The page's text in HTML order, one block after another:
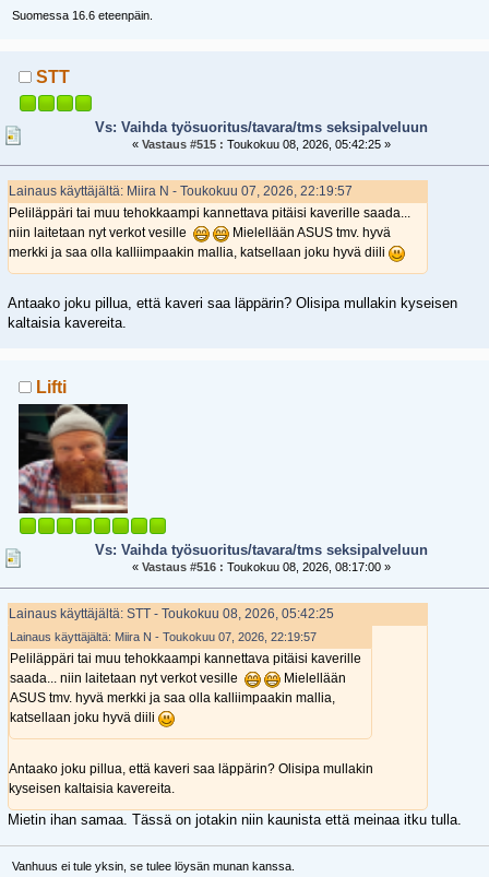
Suomessa 16.6 eteenpäin.
STT
Vs: Vaihda työsuoritus/tavara/tms seksipalveluun
« Vastaus #515 : Toukokuu 08, 2026, 05:42:25 »
Lainaus käyttäjältä: Miira N - Toukokuu 07, 2026, 22:19:57
Peliläppäri tai muu tehokkaampi kannettava pitäisi kaverille saada...
niin laitetaan nyt verkot vesille
Mielellään ASUS tmv. hyvä
merkki ja saa olla kalliimpaakin mallia, katsellaan joku hyvä diili
Antaako joku pillua, että kaveri saa läppärin? Olisipa mullakin kyseisen
kaltaisia kavereita.
Lifti
Vs: Vaihda työsuoritus/tavara/tms seksipalveluun
« Vastaus #516 : Toukokuu 08, 2026, 08:17:00 »
Lainaus käyttäjältä: STT - Toukokuu 08, 2026, 05:42:25
Lainaus käyttäjältä: Miira N - Toukokuu 07, 2026, 22:19:57
Peliläppäri tai muu tehokkaampi kannettava pitäisi kaverille
saada... niin laitetaan nyt verkot vesille
Mielellään
ASUS tmv. hyvä merkki ja saa olla kalliimpaakin mallia,
katsellaan joku hyvä diili
Antaako joku pillua, että kaveri saa läppärin? Olisipa mullakin
kyseisen kaltaisia kavereita.
Mietin ihan samaa. Tässä on jotakin niin kaunista että meinaa itku tulla.
Vanhuus ei tule yksin, se tulee löysän munan kanssa.